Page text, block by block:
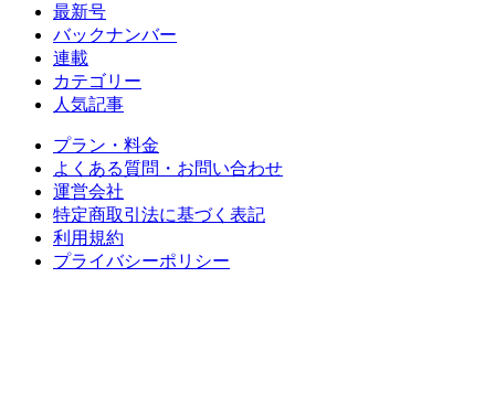
最新号
バックナンバー
連載
カテゴリー
人気記事
プラン・料金
よくある質問・お問い合わせ
運営会社
特定商取引法に基づく表記
利用規約
プライバシーポリシー